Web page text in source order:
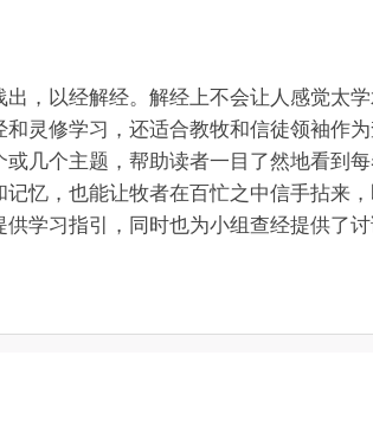
，以经解经。解经上不会让人感觉太
灵修学习，还适合教牧和信徒领袖作
几个主题，帮助读者一目了然地看到
忆，也能让牧者在百忙之中信手拈来，
学习指引，同时也为小组查经提供了